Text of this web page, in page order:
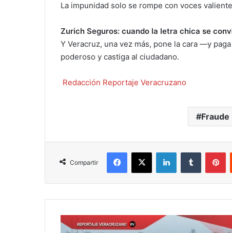
La impunidad solo se rompe con voces
Zurich Seguros: cuando la letra chica se
Y Veracruz, una vez más, pone la cara —y
poderoso y castiga al ciudadano.
Redacción Reportaje Veracruzano
Fraude
Compartir
Facebook
X LinkedInTumblr
VERACRUZ
EN